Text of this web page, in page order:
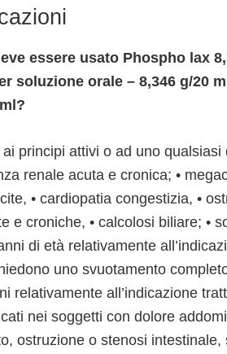
essere usato Phospho lax
soluzione orale – 8,346 g/20
ai principi attivi o ad uno
renale acuta e cronica; •
• cardiopatia congestizia, •
e croniche, • calcolosi biliare; •
di età relativamente
uno svuotamento
relativamente all’indicazione
nei soggetti con dolore
ostruzione o stenosi